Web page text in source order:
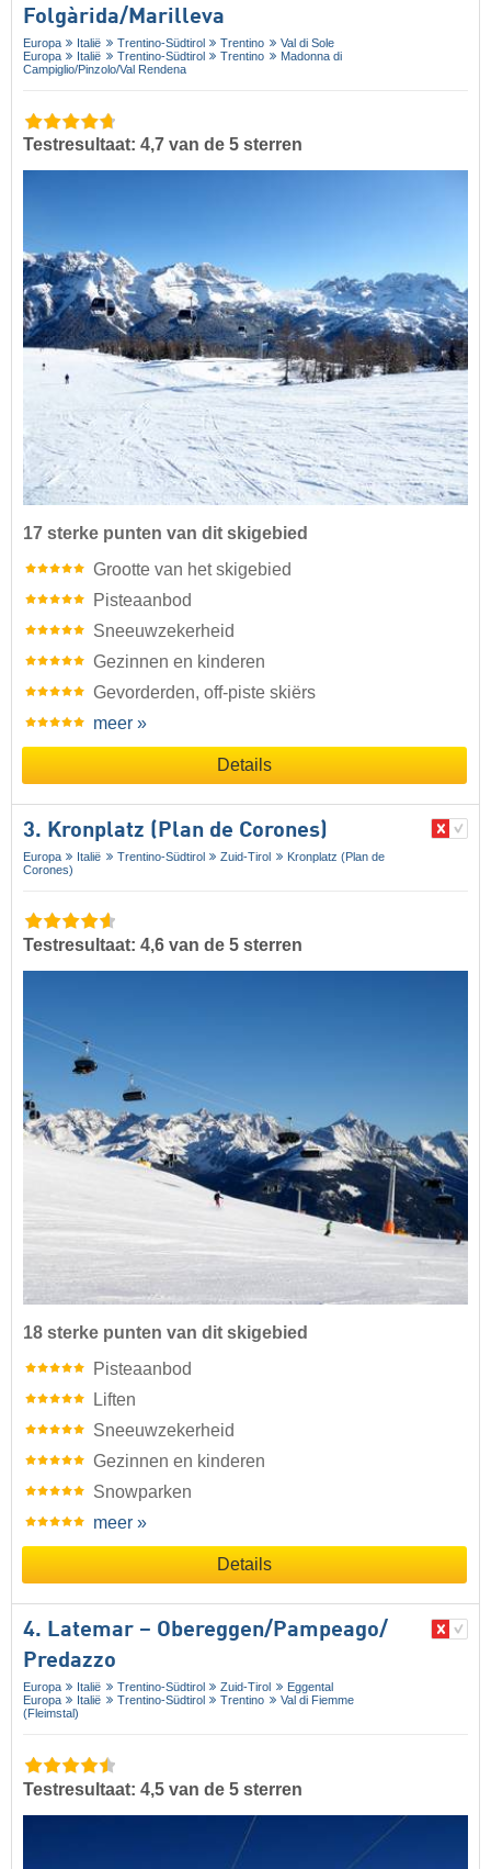
Folgàrida/​Marilleva
Europa Italië Trentino-Südtirol Trentino
Val di Sole
Europa
Italië Trentino-Südtirol Trentino
Madonna di
Campiglio/​Pinzolo/​Val Rendena
Testresultaat: 4,7 van de 5 sterren
17 sterke punten van dit skigebied
Grootte van het skigebied
Pisteaanbod
Sneeuwzekerheid
Gezinnen en kinderen
Gevorderden, off-piste skiërs
meer »
Details
3. Kronplatz (Plan de Corones)
Europa Italië Trentino-Südtirol Zuid-Tirol
Kronplatz (Plan de
Corones)
Testresultaat: 4,6 van de 5 sterren
18 sterke punten van dit skigebied
Pisteaanbod
Liften
Sneeuwzekerheid
Gezinnen en kinderen
Snowparken
meer »
Details
4. Latemar – Obereggen/​Pampeago/​
Predazzo
Europa Italië Trentino-Südtirol Zuid-Tirol
Eggental
Europa
Italië Trentino-Südtirol Trentino
Val di Fiemme
(Fleimstal)
Testresultaat: 4,5 van de 5 sterren